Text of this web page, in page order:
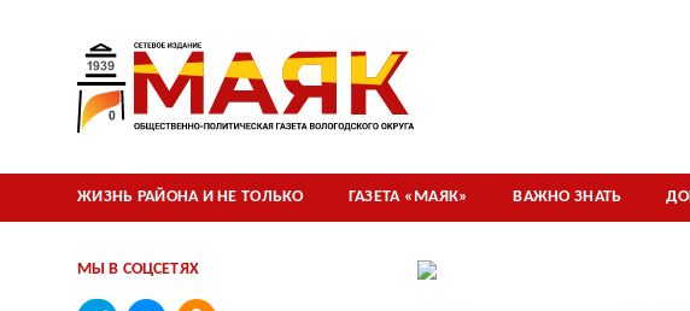
ЖИЗНЬ РАЙОНА И НЕ ТОЛЬКО ГАЗЕТА «МАЯК» ВАЖНО ЗНАТЬ
МЫ В СОЦСЕТЯХ